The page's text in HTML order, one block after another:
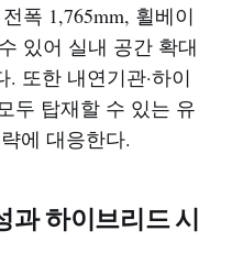
폭 1,765mm, 휠베이
있어 실내 공간 확대
또한 내연기관·하이
두 탑재할 수 있는 유
에 대응한다.​
하이브리드 시